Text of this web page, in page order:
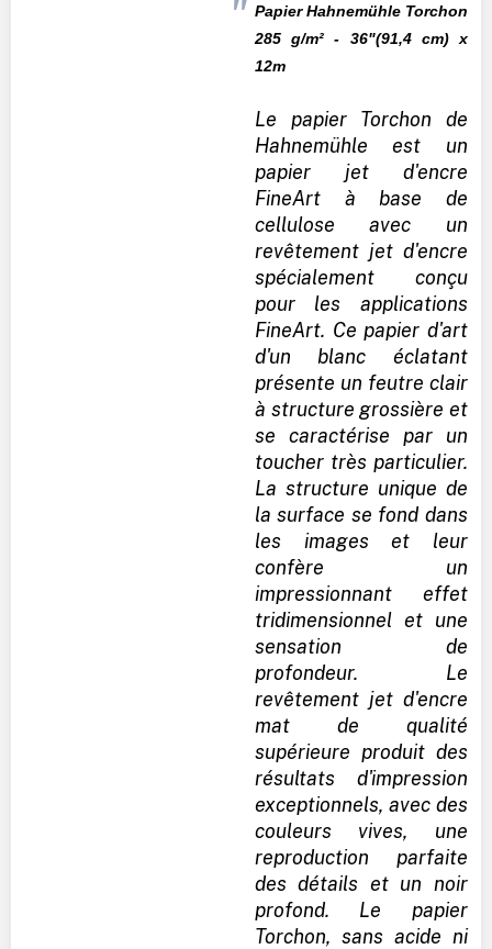
PapierHahnemühleTorchon
285 g/m² - 36"(91,4 cm) x
12m
Le papier Torchon de
Hahnemühle est un
papier jet d'encre
FineArt à base de
cellulose avec un
revêtement jet d'encre
spécialement conçu
pour les applications
FineArt. Ce papier d'art
d'un blanc éclatant
présente un feutre clair
à structure grossière et
se caractérise par un
toucher très particulier.
La structure unique de
la surface se fond dans
les images et leur
confère un
impressionnant effet
tridimensionnel et une
sensation de
profondeur. Le
revêtement jet d'encre
mat de qualité
supérieure produit des
résultats d'impression
exceptionnels, avec des
couleurs vives, une
reproduction parfaite
des détails et un noir
profond. Le papier
Torchon, sans acide ni